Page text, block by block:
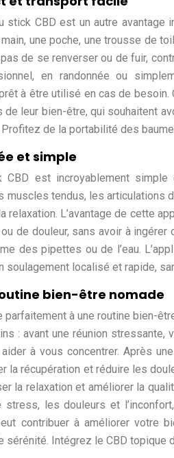
stick CBD est un autre
une poche, une trousse de
de se renverser ou de fuir,
en randonnée ou
à être utilisé en cas de
leur bien-être, qui souhaitent
de la portabilité des
et simple
CBD est incroyablement
muscles tendus, les articulations
relaxation. L’avantage de cette
de douleur, sans avoir à ingérer
des pipettes ou de l’eau.
soulagement localisé et rapide,
bien-être nomade
parfaitement à une routine bien-
: avant une réunion
à vous concentrer. Après
la récupération et réduire les
la relaxation et améliorer la
les douleurs et
contribuer à améliorer votre
sérénité. Intégrez le CBD topique